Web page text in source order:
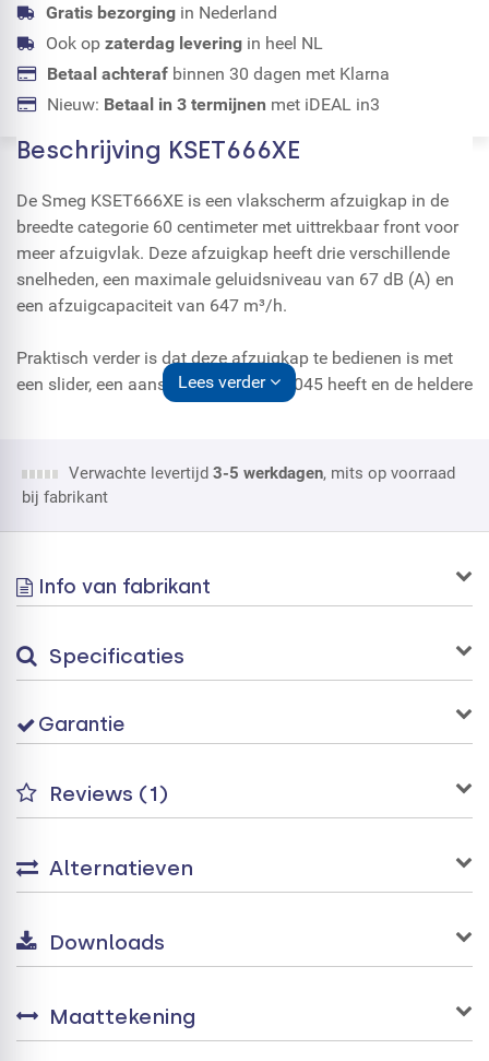
Gratis bezorging in Nederland
Ook op zaterdag levering in heel NL
Betaal achteraf binnen 30 dagen met Klarna
Nieuw: Betaal in 3 termijnen met iDEAL in3
Beschrijving KSET666XE
Lees verder
De Smeg KSET666XE is een vlakscherm afzuigkap in de
breedte categorie 60 centimeter met uittrekbaar front voor
meer afzuigvlak. Deze afzuigkap heeft drie verschillende
snelheden, een maximale geluidsniveau van 67 dB (A) en
een afzuigcapaciteit van 647 m³/h.
Praktisch verder is dat deze afzuigkap te bedienen is met
een slider, een aansluitwaarde van 2045 heeft en de heldere
Verwachte levertijd 3-5 werkdagen, mits op voorraad
bij fabrikant
Info van fabrikant
Specificaties
Garantie
Reviews (1)
Alternatieven
Downloads
Maattekening